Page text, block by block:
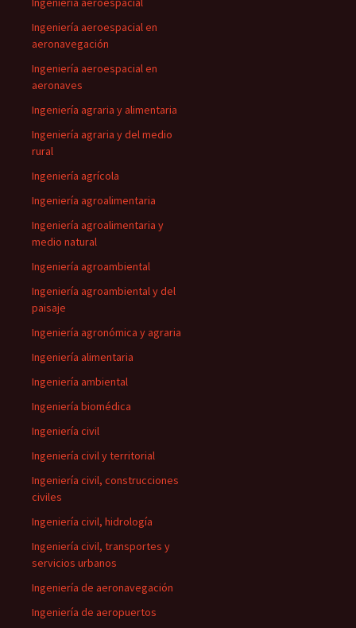
Ingeniería aeroespacial en
aeronavegación
Ingeniería aeroespacial en
aeronaves
Ingeniería agraria y alimentaria
Ingeniería agraria y del medio
rural
Ingeniería agrícola
Ingeniería agroalimentaria
Ingeniería agroalimentaria y
medio natural
Ingeniería agroambiental
Ingeniería agroambiental y del
paisaje
Ingeniería agronómica y agraria
Ingeniería alimentaria
Ingeniería ambiental
Ingeniería biomédica
Ingeniería civil
Ingeniería civil y territorial
Ingeniería civil, construcciones
civiles
Ingeniería civil, hidrología
Ingeniería civil, transportes y
servicios urbanos
Ingeniería de aeronavegación
Ingeniería de aeropuertos